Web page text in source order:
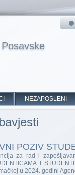
NEZAPOSLENI
POZIV
za rad i
I
u 2024. godini